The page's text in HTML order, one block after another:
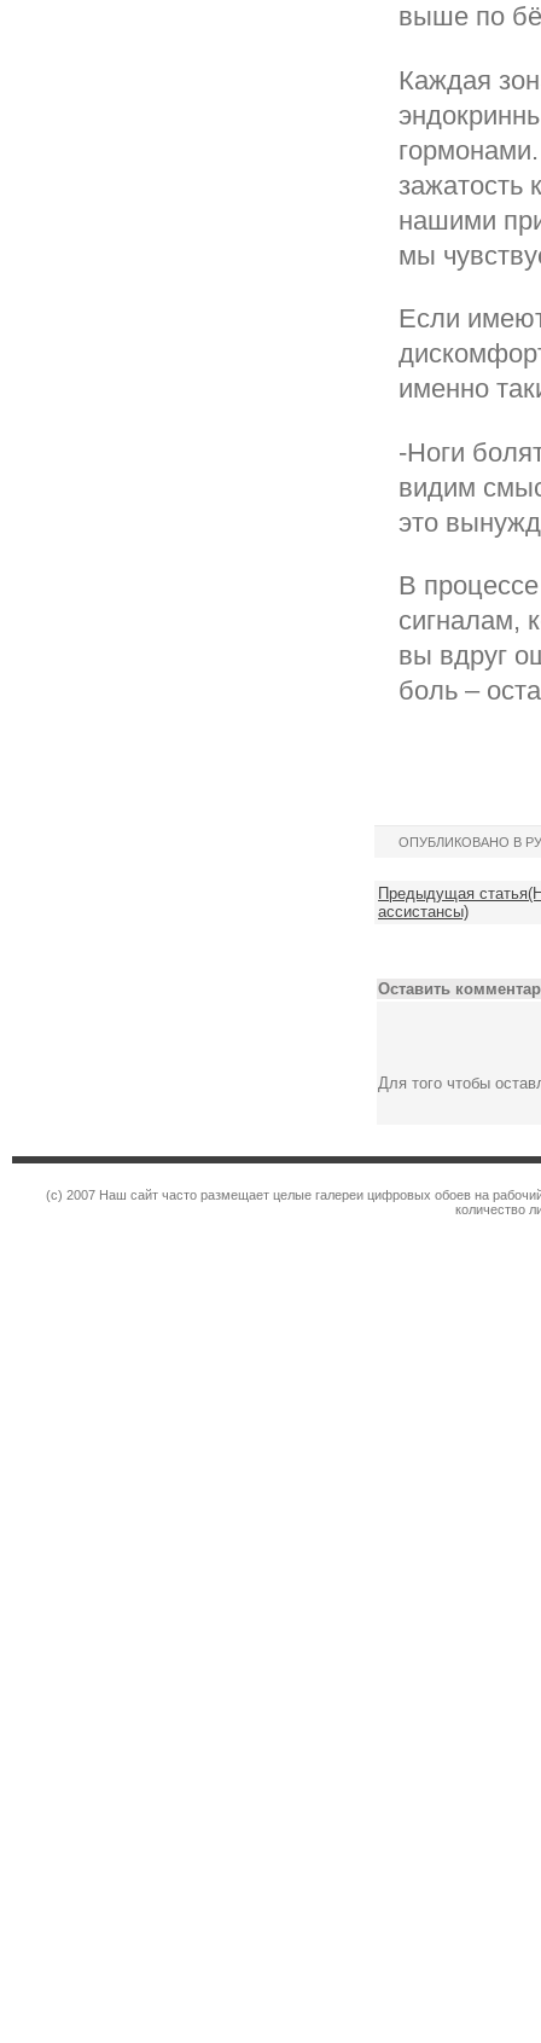
выше по
Каждая
зажатость
нашими
мы
Если
именно
-Ноги
видим
это
В
сигналам,
вы вдруг
боль –
ОПУБЛИКОВАНО В
Предыдущая
ассистансы)
Оставить
Для того чтобы
(c) 2007 Наш сайт часто размещает целые галереи цифровых обоев на
количество